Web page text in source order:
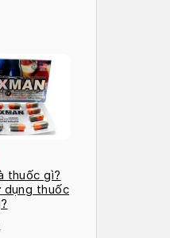
thuốc gì?
dụng thuốc